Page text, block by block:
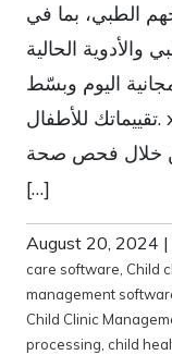
الطبي، بما في
والأدوية الحالية
اليوم وبسّط
تقييماتك للأطفال. x تساعد نماذج تقييم طب الأطفال
خلال فحص صحة
[…]
August 20, 2024 |
care software Child
management
Child Clinic
processing child